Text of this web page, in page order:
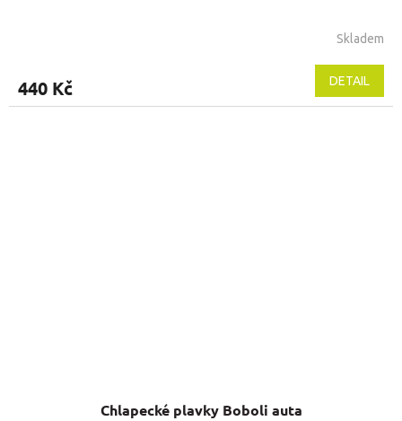
Skladem
440 Kč DETAIL
Chlapecké plavky Boboli auta